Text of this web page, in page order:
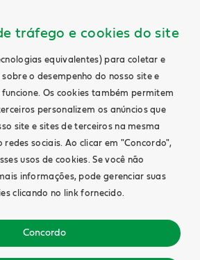
tráfego e cookies do site
equivalentes) para coletar e
o desempenho do nosso site e
Os cookies também permitem
personalizem os anúncios que
site e sites de terceiros na mesma
redes sociais. Ao clicar em "Concordo",
usos de cookies. Se você não
informações, pode gerenciar suas
clicando no link fornecido.
Concordo